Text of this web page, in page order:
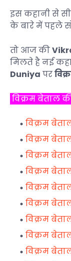
इस कहानी से
के बारे में पहले
तो आज की
मिलते है नई
Duniya पर
विक्रम बेताल
विक्रम
विक्रम
विक्रम
विक्रम
विक्रम
विक्रम
विक्रम
विक्रम
विक्रम